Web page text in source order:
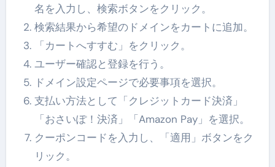
名を入力し、検索ボタンをクリック。
検索結果から希望のドメインをカートに追加。
「カートへすすむ」をクリック。
ユーザー確認と登録を行う。
ドメイン設定ページで必要事項を選択。
支払い方法として「クレジットカード決済」
「おさいぽ！決済」「Amazon Pay」を選択。
クーポンコードを入力し、「適用」ボタンをク
リック。